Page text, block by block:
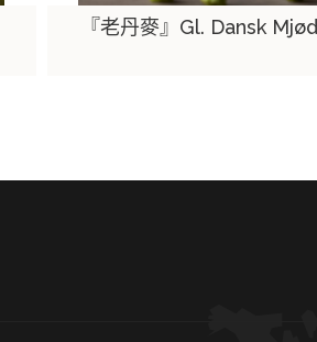
『老丹麥』Gl. Dansk Mjød